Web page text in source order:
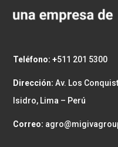
Teléfono: +511 201 5300
Dirección:Av. Los
Isidro, Lima – Perú
Correo: